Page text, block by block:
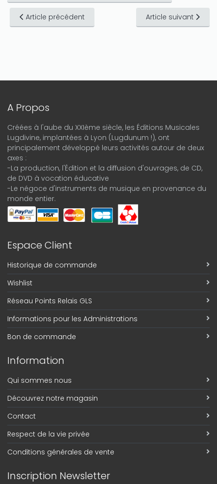
Article précédent Article suivant
A Propos
Créées à l'aube du XXIème siècle, les Éditions Musicales
Lugdivine, implantées à Lyon (Lugdunum !), ont
principalement développé leurs activités autour de deux
axes :
-La production, l'Édition et la diffusion d'ouvrages, de CD,
de DVD à vocation éducative
-Le négoce d'instruments de musique en provenance du
monde entier.
Espace Client
Historique de commande
Wishlist
Réseau Points Relais GLS
Informations pour les Administrations
Bon de commande
Information
Qui sommes nous
Découvrez notre magasin
Contact
Respect de la vie privée
Conditions générales de vente
Inscription Newsletter